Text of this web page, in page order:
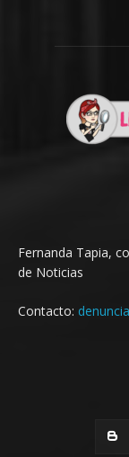
Fernanda Tapia,
de Noticias
Contacto: